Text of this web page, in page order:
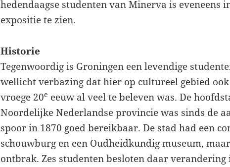
hedendaagse studenten van Minerva is eveneens
expositie te zien.
Historie
Tegenwoordig is Groningen een levendige
wellicht verbazing dat hier op cultureel gebied
vroege 20e eeuw al veel te beleven was. De
Noordelijke Nederlandse provincie was sinds de
spoor in 1870 goed bereikbaar. De stad had een
schouwburg en een Oudheidkundig museum,
ontbrak. Zes studenten besloten daar verandering